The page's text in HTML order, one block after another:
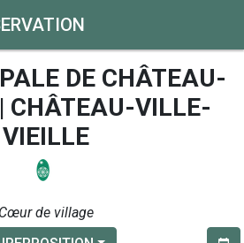
DE CHÂTEAU-
CHÂTEAU-VILLE-
VIEILLE
Cœur de village